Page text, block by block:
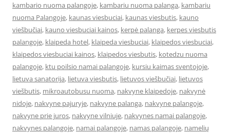
kambario nuoma palangoje, kambariu nuoma palanga, kambariu
nuoma Palangoje, kaunas viesbuciai, kaunas viesbutis, kauno
viešbučiai, kauno viesbuciai kainos, kerpė palanga, kerpes viesbutis
palangoje, klaipeda hotel, klaipeda viesbuciai, klaipedos viesbuciai,
klaipedos viesbuciai kainos, klaipedos viesbutis, kotedzu nuoma
palangoje, ktu poilsio namai palangoje, kursiu kaimas sventojoje,
lietuva sanatorija, lietuva viesbutis, lietuvos viešbučiai, lietuvos
viešbutis, mikroautobusu nuoma, nakvyne klaipedoje, nakvynė
nidoje, nakvyne pajuryje, nakvyne palanga, nakvyne palangoje,
nakvyne prie juros, nakvyne vilniuje, nakvynes namai palangoje,
nakvynes palangoje, namai palangoje, namas palangoje, namelių